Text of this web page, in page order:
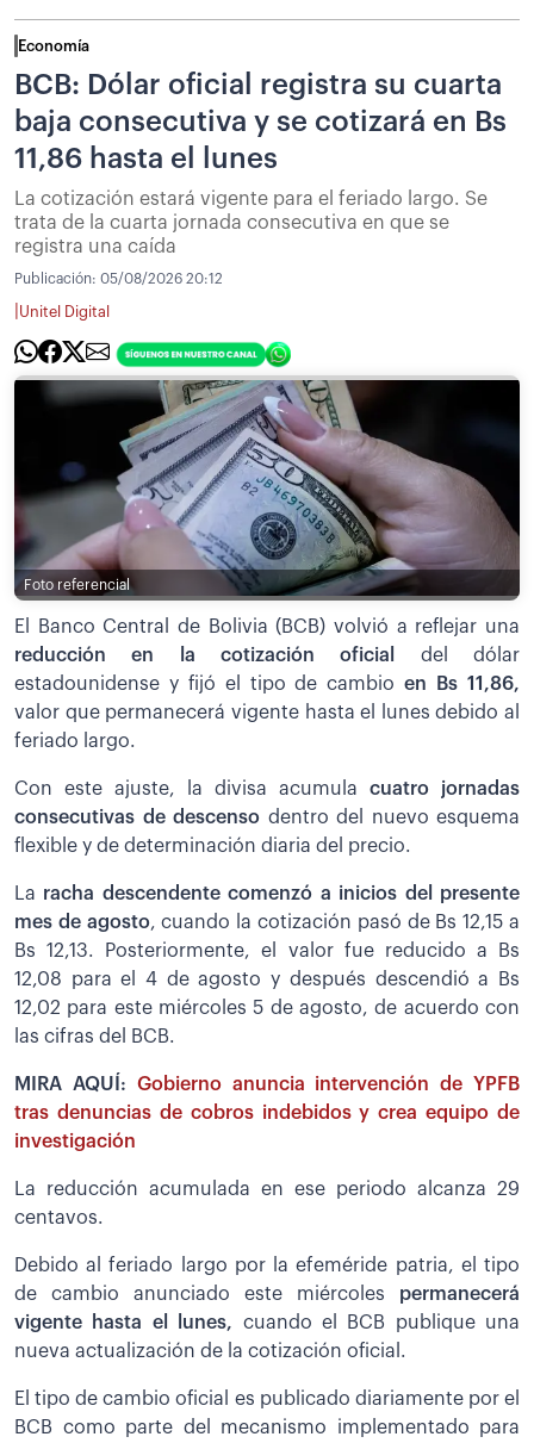
Economía
BCB: Dólar oficial registra su cuarta
baja consecutiva y se cotizará en Bs
11,86 hasta el lunes
La cotización estará vigente para el feriado largo. Se
trata de la cuarta jornada consecutiva en que se
registra una caída
Publicación: 05/08/2026 20:12
Unitel Digital
Foto referencial
El Banco Central de Bolivia (BCB) volvió a reflejar una
reducción en la cotización oficial
del dólar
estadounidense y fijó el tipo de cambio en Bs 11,86,
valor que permanecerá vigente hasta el lunes debido al
feriado largo.
Con este ajuste, la divisa acumula cuatro jornadas
consecutivas de descenso dentro del nuevo esquema
flexible y de determinación diaria del precio.
La racha descendente comenzó a inicios del presente
mes de agosto, cuando la cotización pasó de Bs 12,15 a
Bs 12,13. Posteriormente, el valor fue reducido a Bs
12,08 para el 4 de agosto y después descendió a Bs
12,02 para este miércoles 5 de agosto, de acuerdo con
las cifras del BCB.
MIRA AQUÍ: Gobierno anuncia intervención de YPFB
tras denuncias de cobros indebidos y crea equipo de
investigación
La reducción acumulada en ese periodo alcanza 29
centavos.
Debido al feriado largo por la efeméride patria, el tipo
de cambio anunciado este miércoles permanecerá
vigente hasta el lunes, cuando el BCB publique una
nueva actualización de la cotización oficial.
El tipo de cambio oficial es publicado diariamente por el
BCB como parte del mecanismo implementado para